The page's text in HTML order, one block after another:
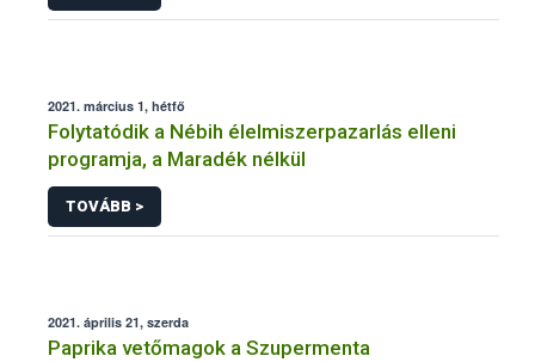
2021. március 1, hétfő
Folytatódik a Nébih élelmiszerpazarlás elleni
programja, a Maradék nélkül
TOVÁBB >
2021. április 21, szerda
Paprika vetőmagok a Szupermenta